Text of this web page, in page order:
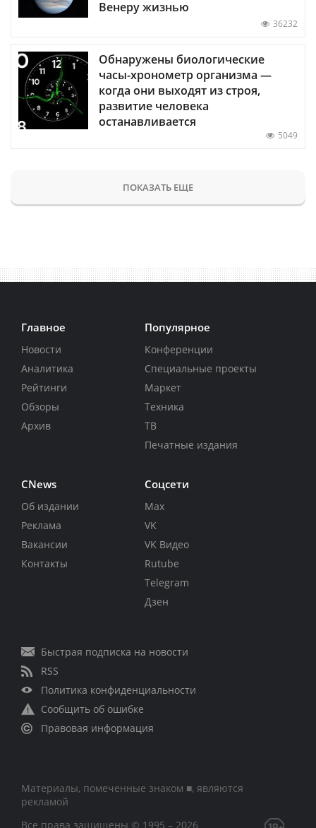
Венеру жизнью
36232
Обнаружены биологические
часы-хронометр организма —
когда они выходят из строя,
развитие человека
останавливается
5049
ПОКАЗАТЬ ЕЩЕ
Главное
Новости
Аналитика
Рейтинги
Обзоры
Архив
Популярное
Конференции
Специальные проекты
Маркет
Техника
ТВ
Печатные издания
CNews
Об издании
Реклама
Вакансии
Контакты
Соцсети
Max
VK
VK Видео
Rutube
Telegram
Дзен
Быстрая подписка на новости
RSS
Политика конфиденциальности
Сообщить об ошибке
Правовая информация
Материалы, помеченные знаком ■, являются
рекламой
Все права защищены © 1995 – 2026